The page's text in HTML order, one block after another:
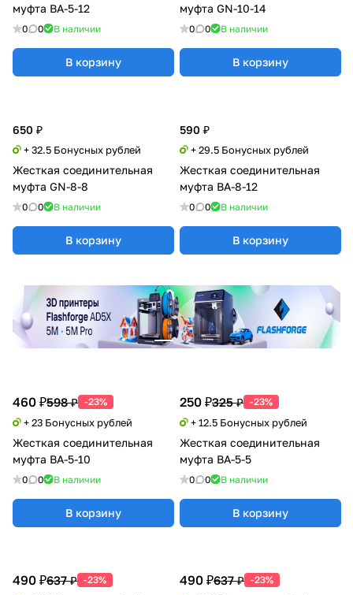
муфта BA-5-12
0 0 В наличии
В корзину
муфта GN-10-14
0 0 В наличии
В корзину
650 ₽
+ 32.5 Бонусных рублей
Жесткая соединительная
муфта GN-8-8
0 0 В наличии
В корзину
590 ₽
+ 29.5 Бонусных рублей
Жесткая соединительная
муфта BA-8-12
0 0 В наличии
В корзину
460 ₽598 ₽ -23%
+ 23 Бонусных рублей
Жесткая соединительная
муфта BA-5-10
0 0 В наличии
В корзину
250 ₽325 ₽ -23%
+ 12.5 Бонусных рублей
Жесткая соединительная
муфта BA-5-5
0 0 В наличии
В корзину
490 ₽637 ₽ -23% 490 ₽637 ₽ -23%